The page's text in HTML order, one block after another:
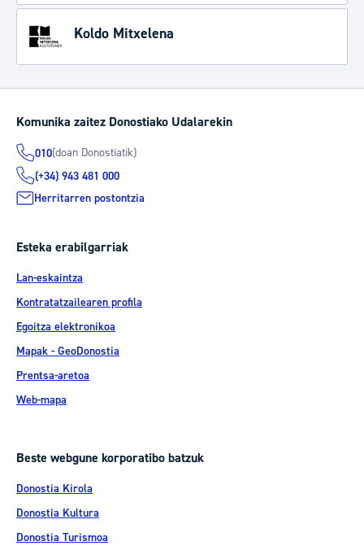
Koldo Mitxelena
Komunika zaitez Donostiako Udalarekin
010(doan Donostiatik)
(+34) 943 481 000
Herritarren postontzia
Esteka erabilgarriak
Lan-eskaintza
Kontratatzailearen profila
Egoitza elektronikoa
Mapak - GeoDonostia
Prentsa-aretoa
Web-mapa
Beste webgune korporatibo batzuk
Donostia Kirola
Donostia Kultura
Donostia Turismoa